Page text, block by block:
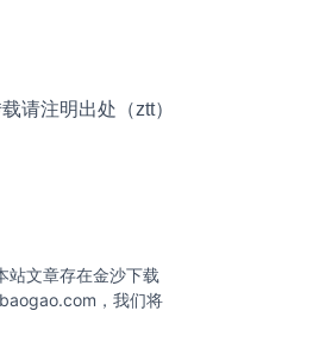
请注明出处（ztt）
站文章存在金沙下载
，我们将